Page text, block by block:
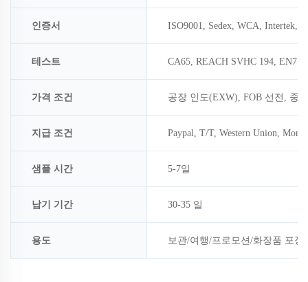
인증서 ISO9001, Sedex, WCA, Intertek,
테스트 CA65, REACH SVHC 194,
가격 조건 공장 인도(EXW), FOB 선전, 중국
지급 조건 Paypal, T/T, Western Union,
샘플 시간 5-7일
납기 기간 30-35 일
용도 보관/여행/프로모션/화장품 포장